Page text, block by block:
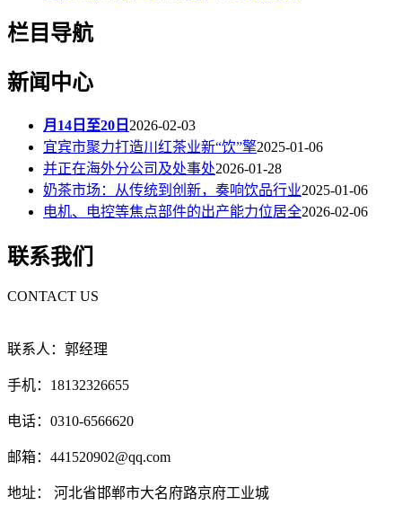
栏目导航
新闻中心
月14日至20日 2026-02-03
宜宾市聚力打造川红茶业新“饮”擎2025-01-06
并正在海外分公司及处事处2026-01-28
奶茶市场：从传统到创新，奏响饮品行业2025-01-06
电机、电控等焦点部件的出产能力位居全2026-02-06
联系我们
CONTACT US
联系人：郭经理
手机：18132326655
电话：0310-6566620
邮箱：441520902@qq.com
地址： 河北省邯郸市大名府路京府工业城